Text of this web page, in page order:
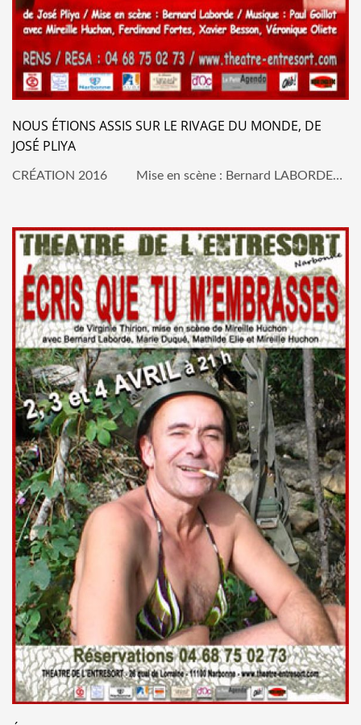
NOUS ÉTIONS ASSIS SUR LE RIVAGE DU MONDE, DE
JOSÉ PLIYA
CRÉATION 2016 Mise en scène : Bernard LABORDE…